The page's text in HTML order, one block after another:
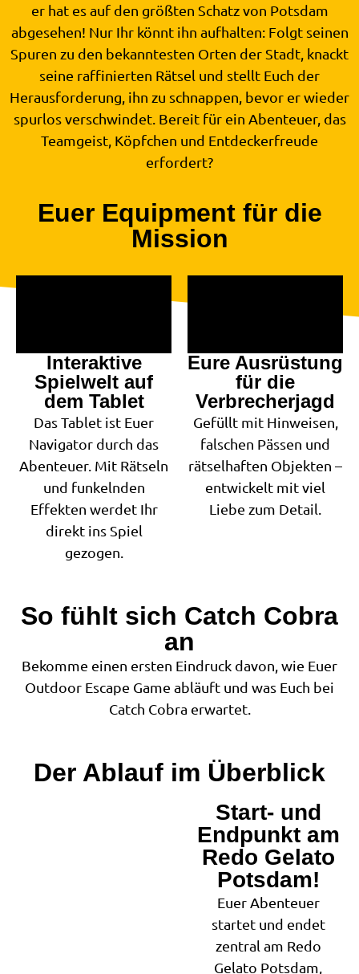
er hat es auf den größten Schatz von Potsdam
abgesehen! Nur Ihr könnt ihn aufhalten: Folgt seinen
Spuren zu den bekanntesten Orten der Stadt, knackt
seine raffinierten Rätsel und stellt Euch der
Herausforderung, ihn zu schnappen, bevor er wieder
spurlos verschwindet. Bereit für ein Abenteuer, das
Teamgeist, Köpfchen und Entdeckerfreude
erfordert?
Euer Equipment für die
Mission
Interaktive
Spielwelt auf
dem Tablet
Das Tablet ist Euer
Navigator durch das
Abenteuer. Mit Rätseln
und funkelnden
Effekten werdet Ihr
direkt ins Spiel
gezogen.
Eure Ausrüstung
für die
Verbrecherjagd
Gefüllt mit Hinweisen,
falschen Pässen und
rätselhaften Objekten –
entwickelt mit viel
Liebe zum Detail.
So fühlt sich Catch Cobra
an
Bekomme einen ersten Eindruck davon, wie Euer
Outdoor Escape Game abläuft und was Euch bei
Catch Cobra erwartet.
Der Ablauf im Überblick
Start- und
Endpunkt am
Redo Gelato
Potsdam!
Euer Abenteuer
startet und endet
zentral am Redo
Gelato Potsdam,